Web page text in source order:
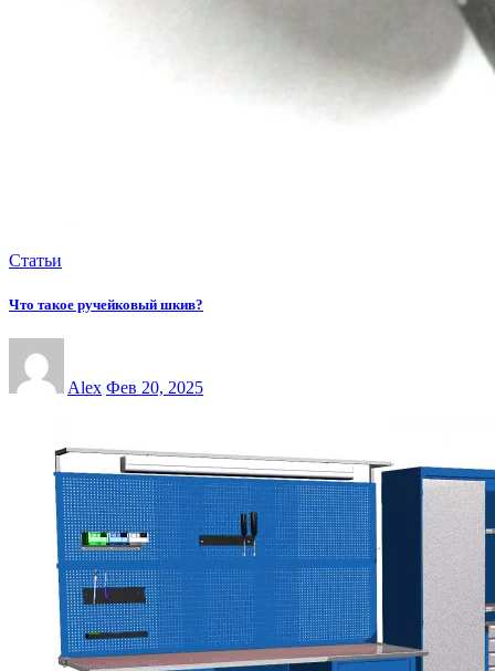
Статьи
Что такое ручейковый шкив?
Alex Фев 20, 2025